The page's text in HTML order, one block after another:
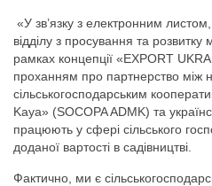
«У зв’язку з електронним
відділу з просування та розвитку
рамках концепції «EXPORT
проханням про партнерство між
сільськогосподарським
Kaya» (SOCOPA ADMK) та
працюють у сфері сільського
доданої вартості в садівництві.
Фактично, ми є